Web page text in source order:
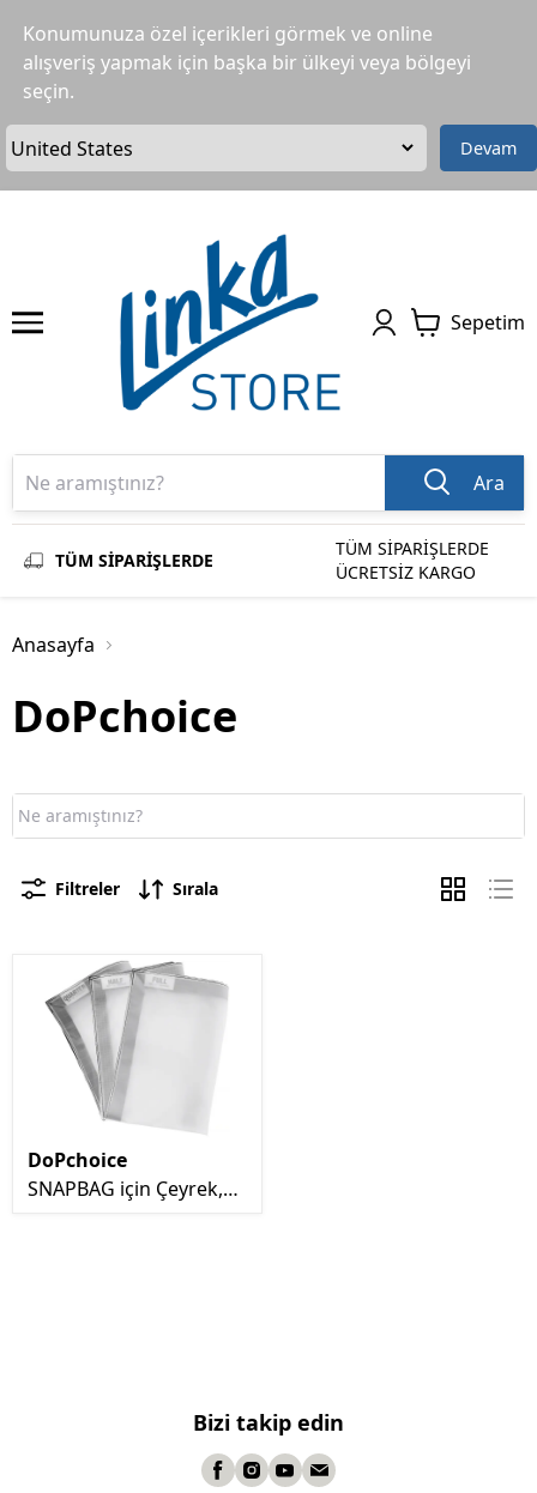
Konumunuza özel içerikleri görmek ve online
alışveriş yapmak için başka bir ülkeyi veya bölgeyi
seçin.
Devam
Sepetim
Ara
TÜM SİPARİŞLERDE
TÜM SİPARİŞLERDE
ÜCRETSİZ KARGO
Anasayfa
DoPchoice
Filtreler Sırala
DoPchoice
SNAPBAG için Çeyrek,
Bizi takip edin